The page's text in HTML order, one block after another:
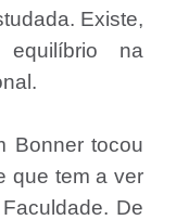
Existe,
na
Bonner tocou
que tem a ver
De